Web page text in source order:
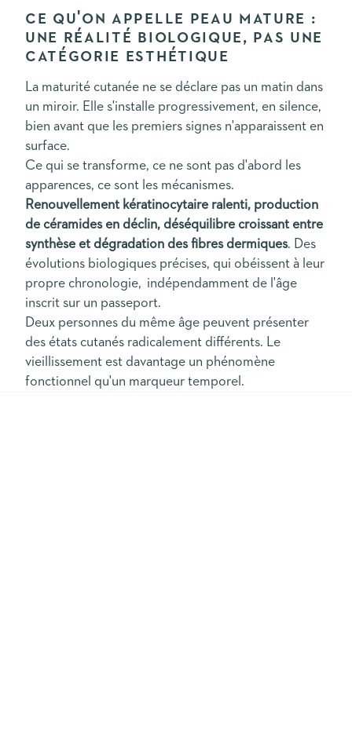
CE QU'ON APPELLE PEAU MATURE :
UNE RÉALITÉ BIOLOGIQUE, PAS UNE
CATÉGORIE ESTHÉTIQUE
La maturité cutanée ne se déclare pas un matin dans
un miroir. Elle s'installe progressivement, en silence,
bien avant que les premiers signes n'apparaissent en
surface.
Ce qui se transforme, ce ne sont pas d'abord les
apparences, ce sont les mécanismes.
Renouvellement kératinocytaire ralenti, production
de céramides en déclin, déséquilibre croissant entre
synthèse et dégradation des fibres dermiques. Des
évolutions biologiques précises, qui obéissent à leur
propre chronologie, indépendamment de l'âge
inscrit sur un passeport.
Deux personnes du même âge peuvent présenter
des états cutanés radicalement différents. Le
vieillissement est davantage un phénomène
fonctionnel qu'un marqueur temporel.